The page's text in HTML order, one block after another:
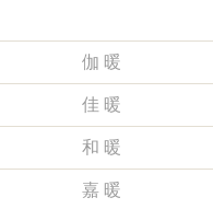
伽 暖
佳 暖
和 暖
嘉 暖